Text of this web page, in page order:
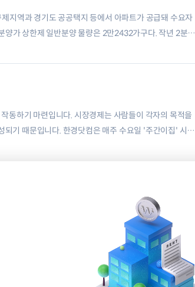
지역과 경기도 공공택지 등에서 아파트가 공급돼 수요자
양가 상한제 일반분양 물량은 2만2432가구다. 작년 2분기
동하기 마련입니다. 시장경제는 사람들이 각자의 목적을
기 때문입니다. 한경닷컴은 매주 수요일 '주간이집' 시리